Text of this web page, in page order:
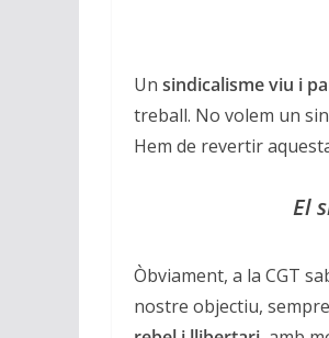
Un sindicalisme viu i
treball. No volem un
Hem de revertir
El
Òbviament, a la CGT
nostre objectiu,